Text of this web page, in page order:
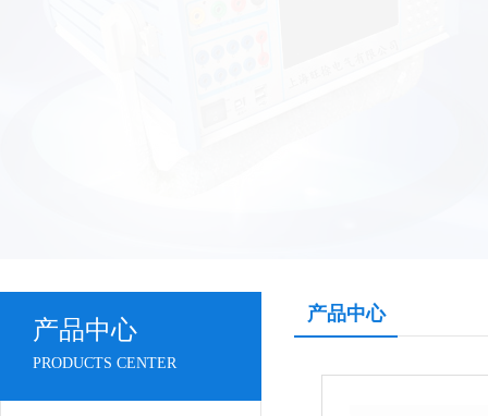
产品中心
PRODUCTS CENTER
产品中心